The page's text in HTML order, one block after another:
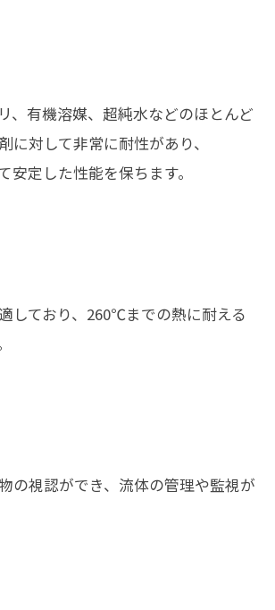
、有機溶媒、超純水などのほとんど
に対して非常に耐性があり、
安定した性能を保ちます。
しており、260℃までの熱に耐える
の視認ができ、流体の管理や監視が